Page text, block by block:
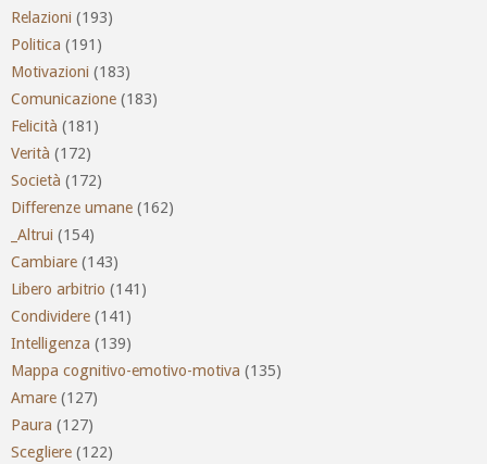
Relazioni (193)
Politica (191)
Motivazioni (183)
Comunicazione (183)
Felicità (181)
Verità (172)
Società (172)
Differenze umane (162)
_Altrui (154)
Cambiare (143)
Libero arbitrio (141)
Condividere (141)
Intelligenza (139)
Mappa cognitivo-emotivo-motiva (135)
Amare (127)
Paura (127)
Scegliere (122)